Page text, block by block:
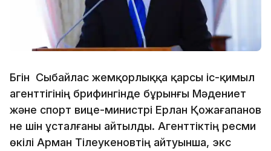
Бүгін Сыбайлас жемқорлыққа қарсы іс-қимыл
агенттігінің брифингінде бұрынғы Мәдениет
және спорт вице-министрі Ерлан Қожағапанов
не үшін ұсталғаны айтылды. Агенттіктің ресми
өкілі Арман Тілеукеновтің айтуынша, экс